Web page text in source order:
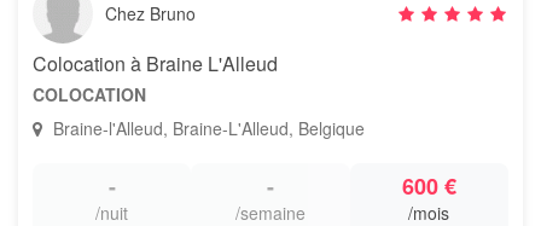
Chez Bruno
Colocation à Braine L'Alleud
COLOCATION
Braine-l'Alleud, Braine-L'Alleud, Belgique
-
/nuit
-
/semaine
600 €
/mois